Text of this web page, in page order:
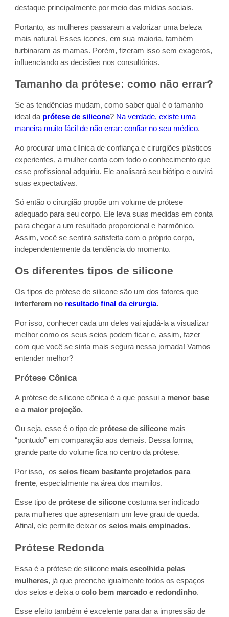
destaque principalmente por meio das mídias sociais.
Portanto, as mulheres passaram a valorizar uma beleza
mais natural. Esses ícones, em sua maioria, também
turbinaram as mamas. Porém, fizeram isso sem exageros,
influenciando as decisões nos consultórios.
Tamanho da prótese: como não errar?
Se as tendências mudam, como saber qual é o tamanho
ideal da prótese de silicone? Na verdade, existe uma
maneira muito fácil de não errar: confiar no seu médico.
Ao procurar uma clínica de confiança e cirurgiões plásticos
experientes, a mulher conta com todo o conhecimento que
esse profissional adquiriu. Ele analisará seu biótipo e ouvirá
suas expectativas.
Só então o cirurgião propõe um volume de prótese
adequado para seu corpo. Ele leva suas medidas em conta
para chegar a um resultado proporcional e harmônico.
Assim, você se sentirá satisfeita com o próprio corpo,
independentemente da tendência do momento.
Os diferentes tipos de silicone
Os tipos de prótese de silicone são um dos fatores que
interferem no resultado final da cirurgia.
Por isso, conhecer cada um deles vai ajudá-la a visualizar
melhor como os seus seios podem ficar e, assim, fazer
com que você se sinta mais segura nessa jornada! Vamos
entender melhor?
Prótese Cônica
A prótese de silicone cônica é a que possui a menor base
e a maior projeção.
Ou seja, esse é o tipo de prótese de silicone mais
“pontudo” em comparação aos demais. Dessa forma,
grande parte do volume fica no centro da prótese.
Por isso, osseios ficam bastante projetados para
frente, especialmente na área dos mamilos.
Esse tipo de prótese de silicone costuma ser indicado
para mulheres que apresentam um leve grau de queda.
Afinal, ele permite deixar osseios mais empinados.
Prótese Redonda
Essa é a prótese de silicone mais escolhida pelas
mulheres, já que preenche igualmente todos os espaços
dos seios e deixa ocolo bem marcado e redondinho.
Esse efeito também é excelente para dar a impressão de